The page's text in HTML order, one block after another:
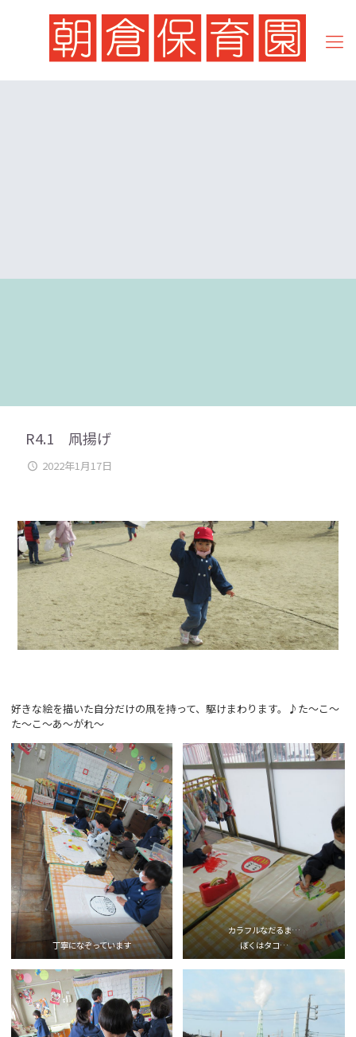
R4.1 凧揚げ
2022年1月17日
好きな絵を描いた自分だけの凧を持って、駆けまわります。♪た～こ～
た～こ～あ～がれ～
丁寧になぞっています
カラフルなだるま…
ぼくはタコ…